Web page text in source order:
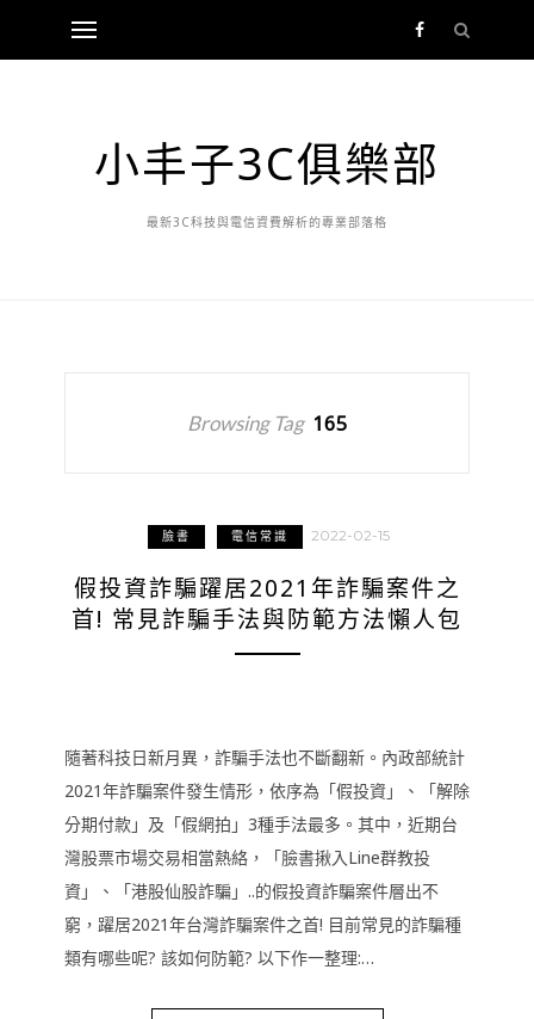
小丰子3C俱樂部
最新3C科技與電信資費解析的專業部落格
Browsing Tag 165
臉書 電信常識 2022-02-15
假投資詐騙躍居2021年詐騙案件之
首! 常見詐騙手法與防範方法懶人包
隨著科技日新月異，詐騙手法也不斷翻新。內政部統計
2021年詐騙案件發生情形，依序為「假投資」、「解除
分期付款」及「假網拍」3種手法最多。其中，近期台
灣股票市場交易相當熱絡，「臉書揪入Line群教投
資」、「港股仙股詐騙」..的假投資詐騙案件層出不
窮，躍居2021年台灣詐騙案件之首! 目前常見的詐騙種
類有哪些呢? 該如何防範? 以下作一整理:…